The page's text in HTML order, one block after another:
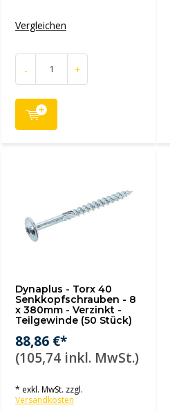
Vergleichen
- +
Dynaplus - Torx 40
Senkkopfschrauben - 8
x 380mm - Verzinkt -
Teilgewinde (50 Stück)
88,86 €*
(105,74 inkl. MwSt.)
* exkl. MwSt. zzgl.
Versandkosten